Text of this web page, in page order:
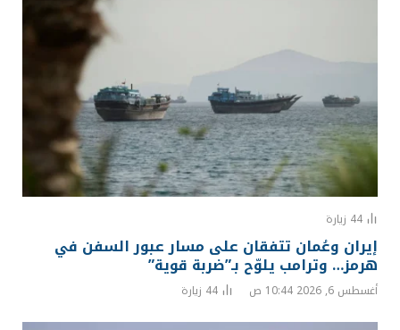
44 زيارة
إيران وعُمان تتفقان على مسار عبور السفن في
هرمز… وترامب يلوّح بـ”ضربة قوية”
أغسطس 6, 2026 10:44 ص 44 زيارة